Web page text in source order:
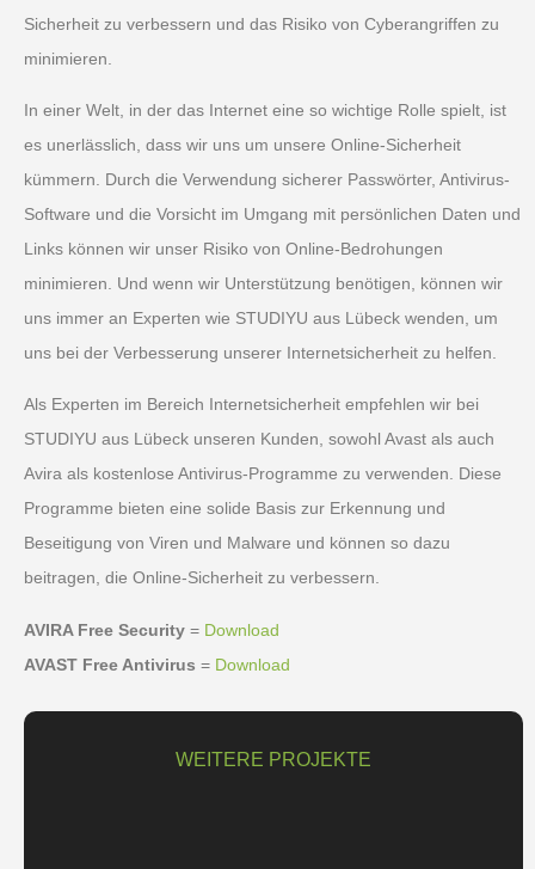
Sicherheit zu verbessern und das Risiko von Cyberangriffen zu
minimieren.
In einer Welt, in der das Internet eine so wichtige Rolle spielt, ist
es unerlässlich, dass wir uns um unsere Online-Sicherheit
kümmern. Durch die Verwendung sicherer Passwörter, Antivirus-
Software und die Vorsicht im Umgang mit persönlichen Daten und
Links können wir unser Risiko von Online-Bedrohungen
minimieren. Und wenn wir Unterstützung benötigen, können wir
uns immer an Experten wie STUDIYU aus Lübeck wenden, um
uns bei der Verbesserung unserer Internetsicherheit zu helfen.
Als Experten im Bereich Internetsicherheit empfehlen wir bei
STUDIYU aus Lübeck unseren Kunden, sowohl Avast als auch
Avira als kostenlose Antivirus-Programme zu verwenden. Diese
Programme bieten eine solide Basis zur Erkennung und
Beseitigung von Viren und Malware und können so dazu
beitragen, die Online-Sicherheit zu verbessern.
AVIRA Free Security = Download
AVAST Free Antivirus = Download
WEITERE PROJEKTE